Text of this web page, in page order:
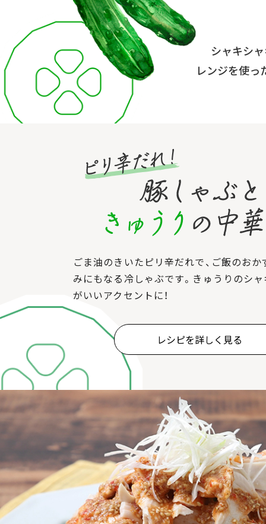
シャキシ
レンジを使っ
ごま油のきいたピリ辛だれで、ご飯のお
みにもなる冷しゃぶです。きゅうりのシ
がいいアクセントに！
レシピを詳しく見る